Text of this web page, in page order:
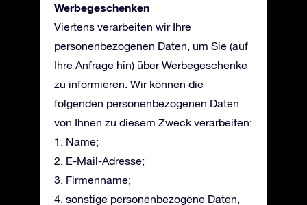
Werbegeschenken
Viertens verarbeiten wir Ihre
personenbezogenen Daten, um Sie (auf
Ihre Anfrage hin) über Werbegeschenke
zu informieren. Wir können die
folgenden personenbezogenen Daten
von Ihnen zu diesem Zweck verarbeiten:
1. Name;
2. E-Mail-Adresse;
3. Firmenname;
4. sonstige personenbezogene Daten,